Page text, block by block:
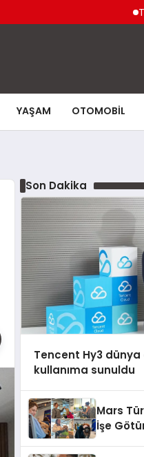
YAŞAM OTOMOBIL
Son Dakika
Tencent Hy3
kullanıma sunuldu
Mars
İşe